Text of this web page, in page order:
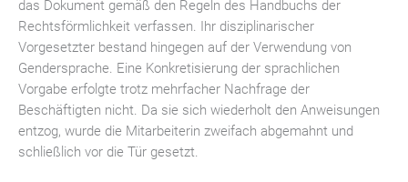
das Dokument gemäß den Regeln des Handbuchs der
Rechtsförmlichkeit verfassen. Ihr disziplinarischer
Vorgesetzter bestand hingegen auf der Verwendung von
Gendersprache. Eine Konkretisierung der sprachlichen
Vorgabe erfolgte trotz mehrfacher Nachfrage der
Beschäftigten nicht. Da sie sich wiederholt den Anweisungen
entzog, wurde die Mitarbeiterin zweifach abgemahnt und
schließlich vor die Tür gesetzt.